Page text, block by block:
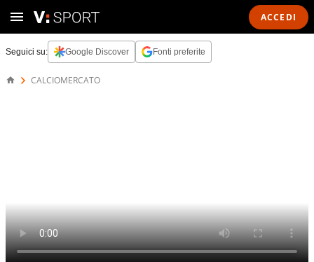
ACCEDI
Seguici su: Google Discover Fonti preferite
CALCIOMERCATO